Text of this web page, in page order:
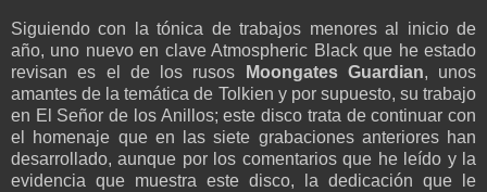
Siguiendo con la tónica de trabajos menores al inicio de
año, uno nuevo en clave Atmospheric Black que he estado
revisan es el de los rusos
Moongates Guardian, unos
amantes de la temática de Tolkien y por supuesto, su trabajo
en El Señor de los Anillos; este disco trata de continuar con
el homenaje que en las siete grabaciones anteriores han
desarrollado, aunque por los comentarios que he leído y la
evidencia que muestra este disco, la dedicación que le